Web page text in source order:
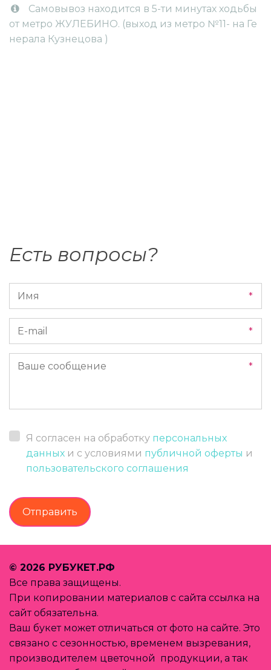
Самовывоз находится в 5-ти минутах ходьбы
от метро ЖУЛЕБИНО. (выход из метро №11- на Ге
нерала Кузнецова )
Есть вопросы?
*
*
*
Я согласен на обработку персональных
данных и с условиями публичной оферты и
пользовательского соглашения
Отправить
© 2026 РУБУКЕТ.РФ
Все права защищены.
При копировании материалов с сайта ссылка на
сайт обязательна.
Ваш букет может отличаться от фото на сайте. Это
связано с сезонностью, временем вызревания,
производителем цветочной  продукции, а так